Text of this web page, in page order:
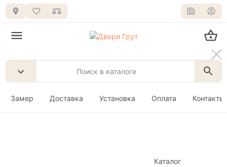
Замер Доставка Установка Оплата Контакты
Каталог